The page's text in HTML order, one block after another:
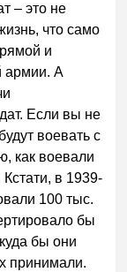
– это не
что само
и
армии. А
Если вы не
воевать с
как воевали
Кстати, в 1939-
100 тыс.
бы
бы они
принимали.